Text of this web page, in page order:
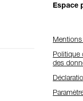
Espace
Politique
des